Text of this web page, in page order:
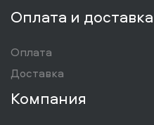
Оплата и доставка
Оплата
Доставка
Компания